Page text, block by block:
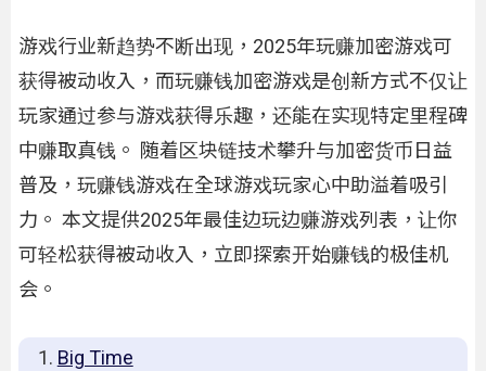
游戏行业新趋势不断出现，2025年玩赚加密游戏可
获得被动收入，而玩赚钱加密游戏是创新方式不仅让
玩家通过参与游戏获得乐趣，还能在实现特定里程碑
中赚取真钱。 随着区块链技术攀升与加密货币日益
普及，玩赚钱游戏在全球游戏玩家心中助溢着吸引
力。 本文提供2025年最佳边玩边赚游戏列表，让你
可轻松获得被动收入，立即探索开始赚钱的极佳机
会。
Big Time